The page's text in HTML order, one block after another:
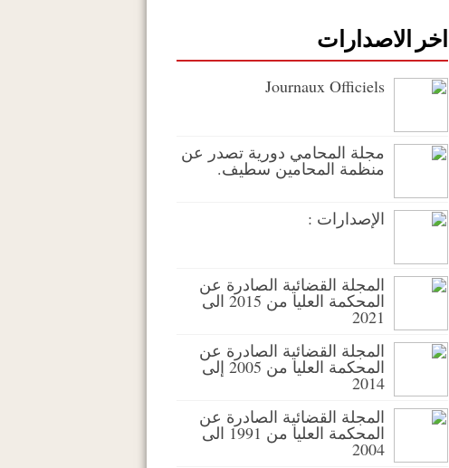
اخر الاصدارات
Journaux Officiels
مجلة المحامي دورية تصدر عن
منظمة المحامين سطيف.
الإصدارات :
المجلة القضائية الصادرة عن
المحكمة العليا من 2015 الى
2021
المجلة القضائية الصادرة عن
المحكمة العليا من 2005 إلى
2014
المجلة القضائية الصادرة عن
المحكمة العليا من 1991 الى
2004